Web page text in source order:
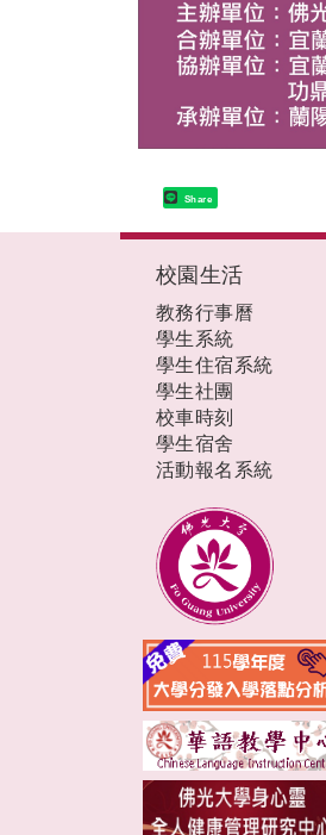
Share
校園生活
教務行事曆
學生系統
學生住宿系統
學生社團
校車時刻
學生宿舍
活動報名系統